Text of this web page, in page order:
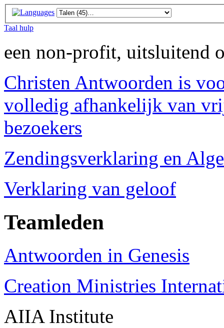
Taal hulp
een non-profit, uitsluitend
Christen Antwoorden is
volledig afhankelijk van
bezoekers
Zendingsverklaring en
Verklaring van geloof
Teamleden
Antwoorden in Genesis
Creation Ministries
AIIA Institute